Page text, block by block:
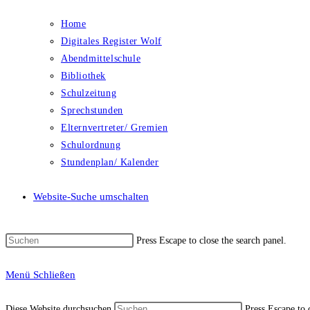
Home
Digitales Register Wolf
Abendmittelschule
Bibliothek
Schulzeitung
Sprechstunden
Elternvertreter/ Gremien
Schulordnung
Stundenplan/ Kalender
Website-Suche umschalten
Press Escape to close the search panel.
Menü Schließen